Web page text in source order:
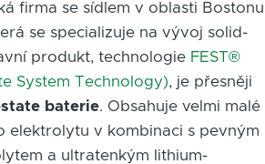
firma se sídlem v oblasti Bostonu
se specializuje na vývoj solid-
produkt, technologie FEST®
System Technology), je přesněji
baterie. Obsahuje velmi malé
elektrolytu v kombinaci s pevným
a ultratenkým lithium-